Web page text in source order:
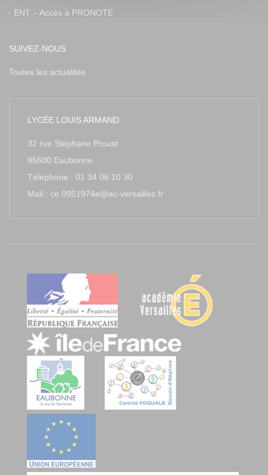
ENT – Accès à PRONOTE
SUIVEZ-NOUS
Toutes les actualités
LYCÉE LOUIS ARMAND
32 rue Stéphane Proust
95600 Eaubonne
Téléphone : 01 34 06 10 30
Mail : ce.0951974e@ac-versailles.fr